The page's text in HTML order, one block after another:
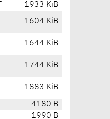
1933 KiB
1604 KiB
1644 KiB
1744 KiB
1883 KiB
4180 B
1990 B